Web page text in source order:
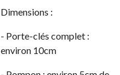
Dimensions :
- Porte-clés complet :
environ 10cm